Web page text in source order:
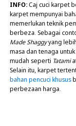
INFO:Caj cuci karpet
karpet mempunyai
memerlukan teknik
berbeza. Sebagai
Made Shaggyyang
masa dan tenaga
mudah seperti Tatami
Selain itu, karpet
bahan pencuci khusus
perbezaan harga.